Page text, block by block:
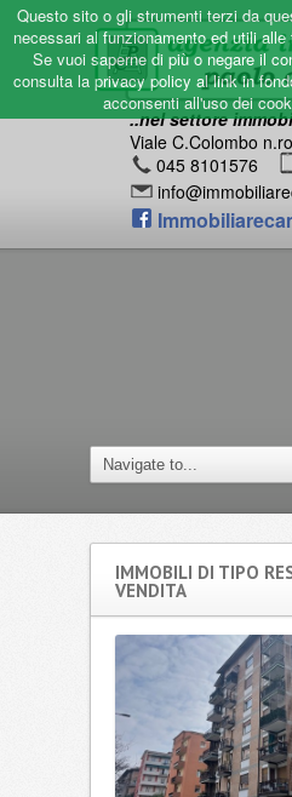
..nel settore
Viale C.Colombo
045 8101576
IMMOBILI DI TIPO
VENDITA
Questo sito o gli strumenti terzi da
necessari al funzionamento ed utili
Se vuoi saperne di più o negare il
consulta la privacy policy al link in
acconsenti all'uso dei